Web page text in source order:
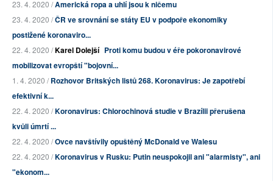
23. 4. 2020 /Americká ropa a uhlí jsou k ničemu
23. 4. 2020 /ČR ve srovnání se státy EU v podpoře ekonomiky
postižené koronaviro...
22. 4. 2020 /Karel Dolejší Proti komu budou v éře pokoronavirové
mobilizovat evropští "bojovní...
1. 4. 2020 /Rozhovor Britských listů 268. Koronavirus: Je zapotřebí
efektivní k...
22. 4. 2020 /Koronavirus: Chlorochinová studie v Brazílii přerušena
kvůli úmrtí ...
22. 4. 2020 /Ovce navštívily opuštěný McDonald ve Walesu
22. 4. 2020 /Koronavirus v Rusku: Putin neuspokojil ani "alarmisty", ani
"ekonom...